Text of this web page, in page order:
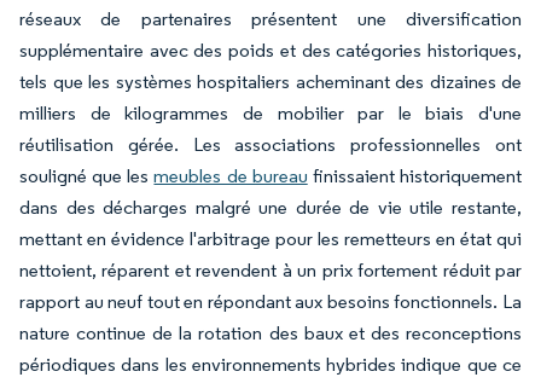
réseaux de partenaires présentent une diversification
supplémentaire avec des poids et des catégories historiques,
tels que les systèmes hospitaliers acheminant des dizaines de
milliers de kilogrammes de mobilier par le biais d'une
réutilisation gérée. Les associations professionnelles ont
souligné que lesmeubles de bureau finissaient historiquement
dans des décharges malgré une durée de vie utile restante,
mettant en évidence l'arbitrage pour les remetteurs en état qui
nettoient, réparent et revendent à un prix fortement réduit par
rapport au neuf tout en répondant aux besoins fonctionnels. La
nature continue de la rotation des baux et des reconceptions
périodiques dans les environnements hybrides indique que ce